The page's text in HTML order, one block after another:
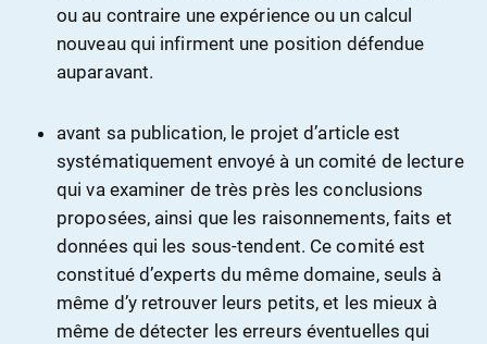
ou au contraire une expérience ou un calcul
nouveau qui infirment une position défendue
auparavant.
avant sa publication, le projet d’article est
systématiquement envoyé à un comité de lecture
qui va examiner de très près les conclusions
proposées, ainsi que les raisonnements, faits et
données qui les sous-tendent. Ce comité est
constitué d’experts du même domaine, seuls à
même d’y retrouver leurs petits, et les mieux à
même de détecter les erreurs éventuelles qui